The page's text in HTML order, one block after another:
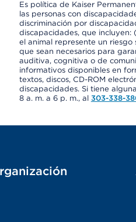
Es política de Kaiser
las personas con
discriminación por
discapacidades, que incluyen:
el animal represente un
que sean necesarios para
auditiva, cognitiva o de
informativos disponibles en
textos, discos, CD-ROM
discapacidades. Si tiene
8 a. m. a 6 p. m., al 303-338-